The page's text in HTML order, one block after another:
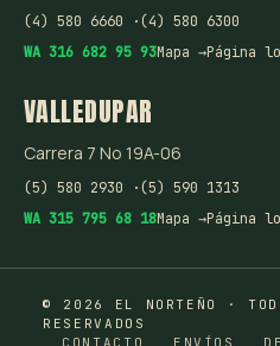
(4) 580 6660 ·(4) 580 6300
WA 316 682 95 93Mapa →Página
VALLEDUPAR
Carrera 7 No 19A-06
(5) 580 2930 ·(5) 590 1313
WA 315 795 68 18Mapa →Página
© 2026 EL NORTEÑO ·
RESERVADOS
CONTACTO
ENVÍOS